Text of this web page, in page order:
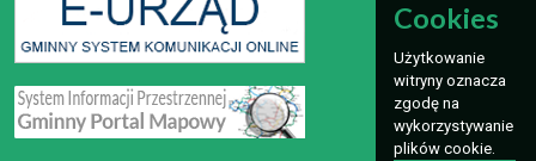
Cookies
Użytkowanie
witryny oznacza
zgodę na
wykorzystywanie
plików cookie.